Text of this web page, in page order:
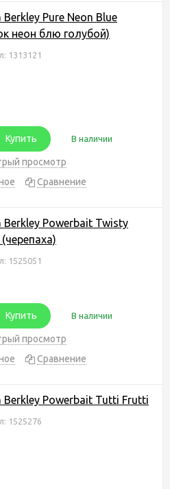
Berkley Pure Neon Blue
неон блю голубой)
1313121
Купить В наличии
просмотр
Сравнение
Berkley Powerbait Twisty
1525051
Купить В наличии
просмотр
Сравнение
Berkley Powerbait Tutti Frutti
1525276